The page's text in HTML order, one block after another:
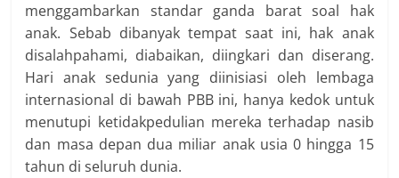
menggambarkan standar ganda barat soal hak
anak. Sebab dibanyak tempat saat ini, hak anak
disalahpahami, diabaikan, diingkari dan diserang.
Hari anak sedunia yang diinisiasi oleh lembaga
internasional di bawah PBB ini, hanya kedok untuk
menutupi ketidakpedulian mereka terhadap nasib
dan masa depan dua miliar anak usia 0 hingga 15
tahun di seluruh dunia.